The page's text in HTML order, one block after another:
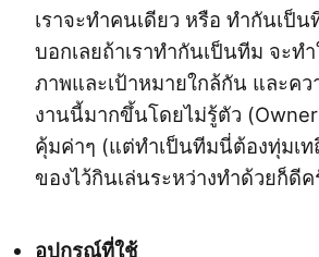
เราจะทำคนเดียว หรือ ทำกันเป็
บอกเลยถ้าเราทำกันเป็นทีม จะท
ภาพและเป้าหมายใกล้กัน และค
งานนี้มากขึ้นโดยไม่รู้ตัว
คุ้มค่าๆ (แต่ทำเป็นทีมนี่ต้องทุ่มเ
ของไว้กินเล่นระหว่างทำด้วยก็ดีค
อุปกรณ์ที่ใช้